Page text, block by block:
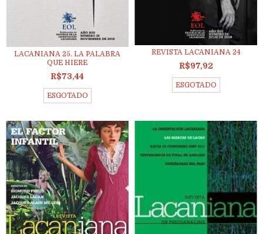
LACANIANA 25. LA PALABRA
QUE HIERE
R$73,44
ESGOTADO
REVISTA LACANIANA 24
R$97,92
ESGOTADO